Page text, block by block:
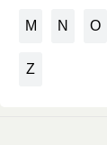
M N O
Z